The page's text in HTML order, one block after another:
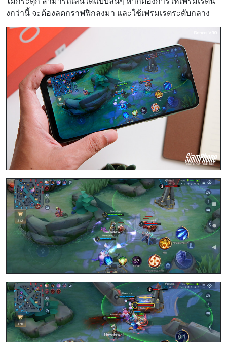
งกว่านี้ จะต้องลดกราฟฟิกลงมา และใช้เฟรมเรตระดับกลาง